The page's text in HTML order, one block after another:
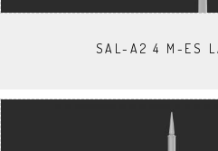
SAL-A2 4 M-ES